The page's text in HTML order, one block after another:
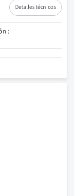
Detalles técnicos
: